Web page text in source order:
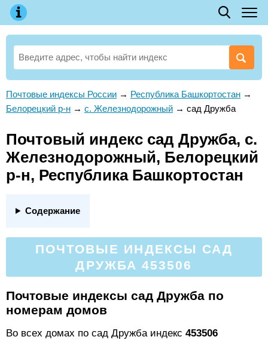
Почтовые индексы России → Республика Башкортостан →
Белорецкий р-н → с. Железнодорожный → сад Дружба
Почтовый индекс сад Дружба, с.
Железнодорожный, Белорецкий
р-н, Республика Башкортостан
Содержание
ПОЧТОВЫЕ ИНДЕКСЫ САД
ДРУЖБА 453506
Почтовые индексы сад Дружба по
номерам домов
Во всех домах по сад Дружба индекс 453506